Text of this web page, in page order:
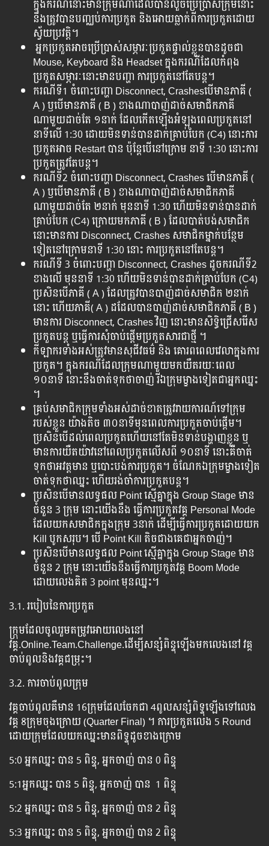
ក្នុងករណីនោះមានក្រុមណាដែលបានលួចប្រើប្រាស់ក្រុមនោះ
នឹងត្រូវបានបញ្ឈប់ការប្រកួត និងអោយធ្លាក់ពីការប្រកួតដោយ
ស្វ័យប្រវត្តិ។
អ្នកប្រកួតអាចប្រើប្រាស់សម្ភារៈប្រកួតផ្ទាល់ខ្លួនបានដូចជា
Mouse, Keyboard និង Headset ក្នុងករណីដែលកំពុង
ប្រកួតសម្ភារៈនោះមានបញ្ហា ការប្រកួតនៅតែបន្ត។
ករណីទី1 ចំពោះបញ្ហា Disconnect, Crashesបើមានភាគី (
A ) ឫបើមានភាគី ( B ) ខាងណាបាញ់ដាច់សមាជិកភាគី
ណាមួយដាច់តែ ១នាក់ ដែលកើតឡើងអំឡុងពេលប្រកួតនៅ
នាទីលើ 1:30 ដោយមិនទាន់បានដាក់គ្រាប់បែក (C4) នោះការ
ប្រកួតអាច Restart បាន ប៉ុន្តែបើនៅក្រោម នាទី 1:30 នោះការ
ប្រកួតត្រូវតែបន្ត។
ករណីទី2 ចំពោះបញ្ហា Disconnect, Crashes បើមានភាគី (
A ) ឫបើមានភាគី ( B ) ខាងណាបាញ់ដាច់សមាជិកភាគី
ណាមួយដាច់តែ ២នាក់ មុននាទី 1:30 ហើយមិនទាន់បានដាក់
គ្រាប់បែក (C4) ក្រោយមកភាគី ( B ) ដែលបាត់បង់សមាជិក
នោះមានការ Disconnect, Crashes សមាជិកម្នាក់បន្ថែម
ទៀតនៅក្រោមនាទី 1:30 នោះ ការប្រកួតនៅតែបន្ត។
ករណីទី 3 ចំពោះបញ្ហា Disconnect, Crashes ដូចករណីទី2
ខាងលើ មុននាទី 1:30 ហើយមិនទាន់បានដាក់គ្រាប់បែក (C4)
ប្រសិនបើភាគី ( A ) ដែលត្រូវបានបាញ់ដាច់សមាជិក ២នាក់
នោះ ហើយភាគី( A ) ដដែលបានបាញ់ដាច់សមាជិកភាគី ( B )
មានការ Disconnect, Crashes វិញ នោះមានសិទ្ធិជ្រើសរើស
ប្រកួតបន្ត ឬធ្វើការសុំចាប់ផ្ដើមប្រកួតសារជាថ្មី ។
កីឡាករទាំងអស់ត្រូវមានសុជីវធម៌ និង គោរពពេលវេលាក្នុងការ
ប្រកួត។ ក្នុងករណីដែលក្រុមណាមួយមកយឺតរយៈពេល
១០នាទី នោះនឹងចាត់ទុកថាចាញ់ រីឯក្រុមម្ខាងទៀតជាអ្នកឈ្នះ
។
គ្រប់សមាជិកក្រុមទាំងអស់ដាច់ខាតត្រូវរាយការណ៍ទៅក្រុម
របស់ខ្លួន យ៉ាងតិច ៣០នាទីមុនពេលការប្រកួតចាប់ផ្តើម។
ប្រសិនបើដល់ពេលប្រកួតហើយនៅតែមិនទាន់បង្ហាញខ្លួន ឬ
មានការយឺតយ៉ាវនៅពេលប្រកួតលើសពី ១០នាទី នោះគឺចាត់
ទុកថាអវត្តមាន ឬបោះបង់ការប្រកួត។ ចំណែកឯក្រុមម្ខាងទៀត
ចាត់ទុកថាឈ្នះ ហើយរង់ចាំការប្រកួតបន្ត។
ប្រសិនបើមានលទ្ធផល Point ស្មើគ្នាក្នុង Group Stage មាន
ចំនួន 3 ក្រុម នោះយើងនឹង ធ្វើការប្រកួតវគ្គ Personal Mode
ដែលយកសមាជិកក្នុងក្រុម 3នាក់ ដើម្បីធ្វើការប្រកួតដោយយក
Kill បូកសរុប។ បើ Point Kill តិចជាងគេជាអ្នកចាញ់។
ប្រសិនបើមានលទ្ធផល Point ស្មើគ្នាក្នុង Group Stage មាន
ចំនួន 2 ក្រុម នោះយើងនឹងធ្វើការប្រកួតវគ្គ Boom Mode
ដោយលេងគិត 3 point មុនឈ្នះ។
3.1. របៀបនៃការប្រកួត
ក្ក្រុមដែលចូលរួមតម្រូវអោយលេងនៅ
វគ្គ.Online.Team.Challenge.ដើម្បីសន្សំពិន្ទុឡើងមកលេងនៅ វគ្គ
ចាប់ពូលនិងវគ្គជម្រុះ។
3.2. ការចាប់ពូលក្រុម
វគ្គចាប់ពូលគឺមាន 16ក្រុមដែលចែកជា 4ពូលសន្សំពិទ្ទុឡើងទៅលេង
វគ្គ 8ក្រុមចុងក្រោយ (Quarter Final) ។ ការប្រកួតលេង​ 5 Round
ដោយក្រុមដែលយកឈ្នះមានពិទ្ទុដូចខាងក្រោម
5:0 អ្នកឈ្នះ បាន 5 ពិន្ទុ, អ្នកចាញ់ បាន 0 ពិន្ទុ
5:1អ្នកឈ្នះ បាន 5 ពិន្ទុ, អ្នកចាញ់ បាន 1 ពិន្ទុ
5:2 អ្នកឈ្នះ បាន 5 ពិន្ទុ, អ្នកចាញ់ បាន 2 ពិន្ទុ
5:3 អ្នកឈ្នះ បាន 5 ពិន្ទុ, អ្នកចាញ់ បាន 2 ពិន្ទុ